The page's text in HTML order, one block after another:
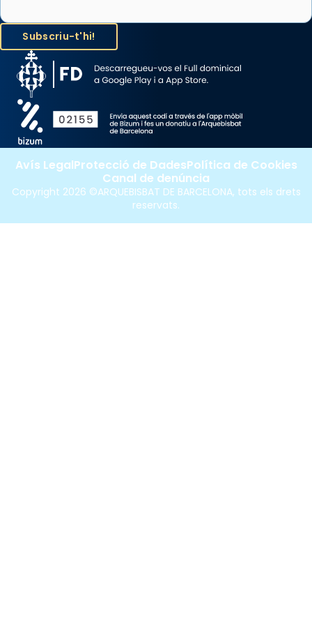
Santes a Mataró»🥵.
Photo
View on Facebook · Share
Copyright 2026 ©ARQUEBISBAT DE BARCELONA, tots els drets
reservats.
Avís LegalProtecció de DadesPolítica de Cookies
Canal de denúncia